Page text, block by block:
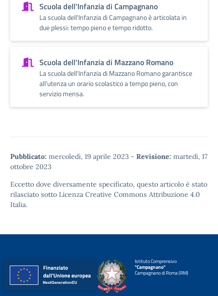
Scuola dell'Infanzia di Campagnano
La scuola dell'Infanzia di Campagnano è articolata in
due plessi: tempo pieno e tempo ridotto.
Scuola dell'Infanzia di Mazzano Romano
La scuola dell'Infanzia di Mazzano Romano garantisce
all'utenza un orario scolastico a tempo pieno, con
servizio mensa.
Pubblicato: mercoledì, 19 aprile 2023 - Revisione: martedì, 17
ottobre 2023
Eccetto dove diversamente specificato, questo articolo è stato
rilasciato sotto Licenza Creative Commons Attribuzione 4.0
Italia.
Istituto Comprensivo
"Campagnano"
Campagnano di Roma (RM)